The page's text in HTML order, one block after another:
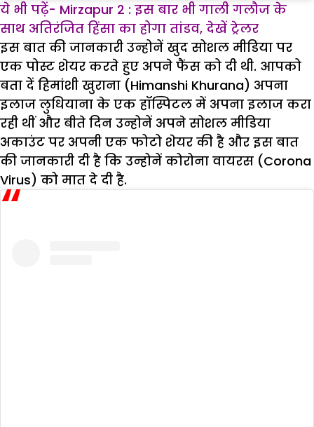
ये भी पढ़ें- Mirzapur 2 : इस बार भी गाली गलौज के
साथ अतिरंजित हिंसा का होगा तांडव, देखें ट्रेलर
इस बात की जानकारी उन्होनें खुद सोशल मीडिया पर
एक पोस्ट शेयर करते हुए अपने फैंस को दी थी. आपको
बता दें हिमांशी खुराना (Himanshi Khurana) अपना
इलाज लुधियाना के एक हॉस्पिटल में अपना इलाज करा
रही थीं और बीते दिन उन्होनें अपने सोशल मीडिया
अकाउंट पर अपनी एक फोटो शेयर की है और इस बात
की जानकारी दी है कि उन्होनें कोरोना वायरस (Corona
Virus) को मात दे दी है.